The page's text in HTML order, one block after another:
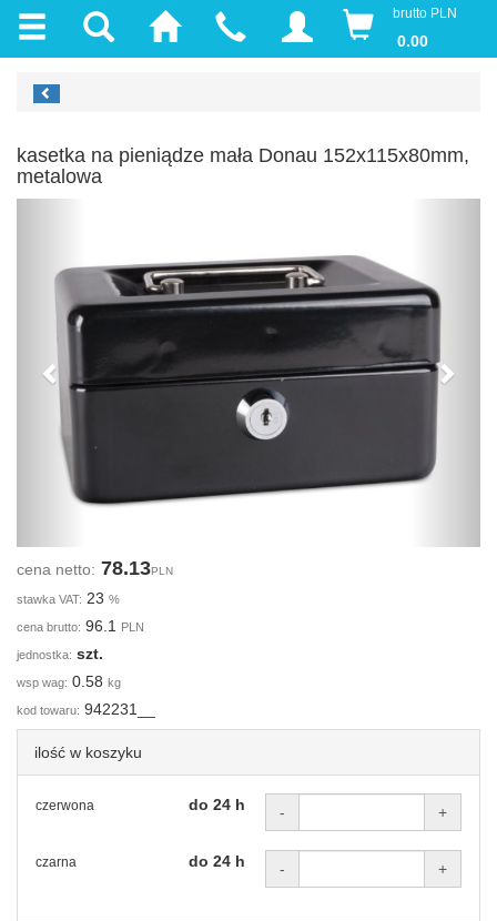
brutto PLN
0.00
kasetka na pieniądze mała Donau 152x115x80mm,
metalowa
cena netto: 78.13PLN
stawka VAT: 23 %
cena brutto: 96.1 PLN
jednostka: szt.
wsp wag: 0.58 kg
kod towaru: 942231__
ilość w koszyku
czerwona do 24 h - +
czarna do 24 h - +